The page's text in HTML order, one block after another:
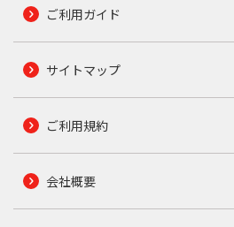
ご利用ガイド
サイトマップ
ご利用規約
会社概要